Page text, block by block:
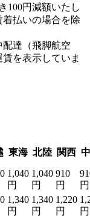
100円減額いたし
払いの場合を除
達（飛脚航空
を表示していま
東海 北陸 関西
1,040
円
1,040
円
910
円
円
1,340
円
1,340
円
1,220
円
円